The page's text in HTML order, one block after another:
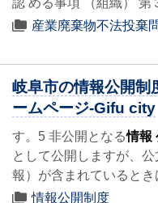
認 める事項 （組織） 第
産業廃棄物不法投棄
岐阜市の情報公開制
ームページ-Gifu city
す。5 非公開となる情報
として公開しますが、
報）が含まれていると
情報公開制度